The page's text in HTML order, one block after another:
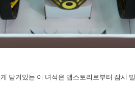
담겨있는 이 녀석은 앱스토리로부터 잠시